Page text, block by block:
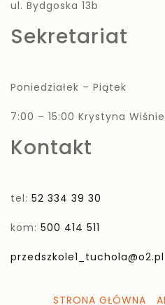
ul. Bydgoska 13b
Sekretariat
Poniedziałek – Piątek
7:00 – 15:00 Krystyna
Kontakt
tel: 52 334 39 30
kom: 500 414 511
przedszkole1_tuchola@o2.pl
STRONA GŁÓWNA